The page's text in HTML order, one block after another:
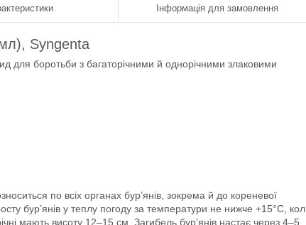
Інформація для замовлення
Syngenta
для боротьби з багаторічними й однорічними злаковими
по всіх органах бур’янів, зокрема й до кореневої
бур’янів у теплу погоду за температури не нижче +15°С,
мають висоту 12–15 см. Загибель бур’янів настає через 4–5